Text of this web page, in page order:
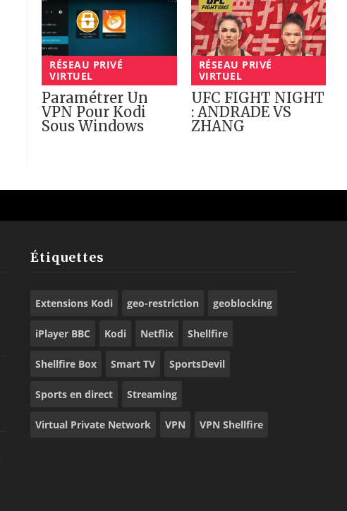
RÉSEAU PRIVÉ
VIRTUEL
Paramétrer Un
VPN Pour Kodi
Sous Windows
RÉSEAU PRIVÉ
VIRTUEL
UFC FIGHT NIGHT
: ANDRADE VS
ZHANG
Étiquettes
Extensions Kodi geo-restriction geoblocking
iPlayer BBC Kodi Netflix Shellfire
Shellfire Box Smart TV SportsDevil
Sports en direct Streaming
Virtual Private Network VPN VPN Shellfire